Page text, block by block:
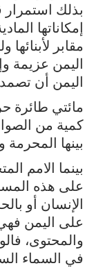
بذلك استمرار
إمكاناتها
مقابر
اليمن عزيمة
اليمن أن
مائتي طائرة
كمية من
بينها
بينما الامم
على هذه
الإنسان أو
على اليمن
والمحتوى،
في السماء